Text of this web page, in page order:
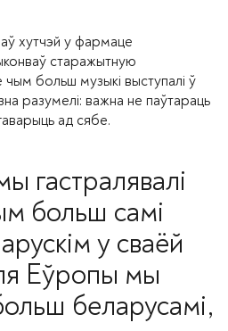
хутчэй у фармаце
старажытную
больш музыкі выступалі ў
разумелі: важна не паўтараць
ад сябе.
гастралявалі
больш самі
у сваёй
Еўропы мы
беларусамі,